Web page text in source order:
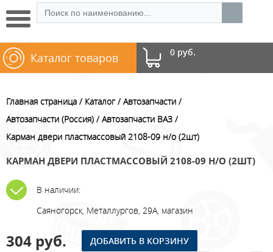
0 руб.
Каталог товаров
Главная страница Каталог
Автозапчасти
Автозапчасти (Россия)
Автозапчасти ВАЗ
Карман двери пластмассовый 2108-09 н/о (2шт)
КАРМАН ДВЕРИ ПЛАСТМАССОВЫЙ 2108-09 Н/О (2ШТ)
В наличии:
Саяногорск, Металлургов, 29А, магазин
304 руб. ДОБАВИТЬ В КОРЗИНУ